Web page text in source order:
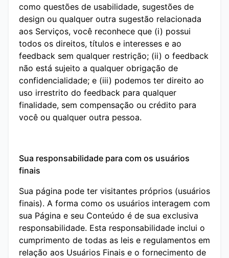
como questões de usabilidade, sugestões de
design ou qualquer outra sugestão relacionada
aos Serviços, você reconhece que (i) possui
todos os direitos, títulos e interesses e ao
feedback sem qualquer restrição; (ii) o feedback
não está sujeito a qualquer obrigação de
confidencialidade; e (iii) podemos ter direito ao
uso irrestrito do feedback para qualquer
finalidade, sem compensação ou crédito para
você ou qualquer outra pessoa.
Sua responsabilidade para com os usuários
finais
Sua página pode ter visitantes próprios (usuários
finais). A forma como os usuários interagem com
sua Página e seu Conteúdo é de sua exclusiva
responsabilidade. Esta responsabilidade inclui o
cumprimento de todas as leis e regulamentos em
relação aos Usuários Finais e o fornecimento de